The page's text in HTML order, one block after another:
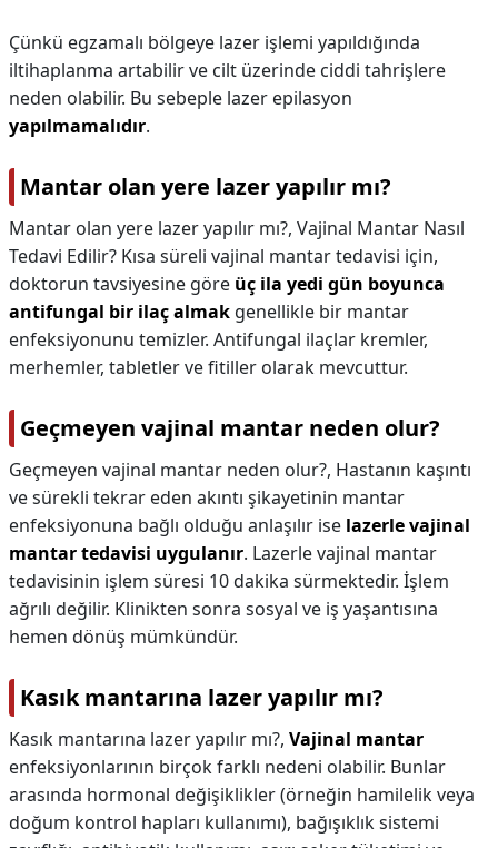
Çünkü egzamalı bölgeye lazer işlemi yapıldığında
iltihaplanma artabilir ve cilt üzerinde ciddi tahrişlere
neden olabilir. Bu sebeple lazer epilasyon
yapılmamalıdır.
Mantar olan yere lazer yapılır mı?
Mantar olan yere lazer yapılır mı?, Vajinal Mantar Nasıl
Tedavi Edilir? Kısa süreli vajinal mantar tedavisi için,
doktorun tavsiyesine göre üç ila yedi gün boyunca
antifungal bir ilaç almak genellikle bir mantar
enfeksiyonunu temizler. Antifungal ilaçlar kremler,
merhemler, tabletler ve fitiller olarak mevcuttur.
Geçmeyen vajinal mantar neden olur?
Geçmeyen vajinal mantar neden olur?, Hastanın kaşıntı
ve sürekli tekrar eden akıntı şikayetinin mantar
enfeksiyonuna bağlı olduğu anlaşılır ise lazerle vajinal
mantar tedavisi uygulanır. Lazerle vajinal mantar
tedavisinin işlem süresi 10 dakika sürmektedir. İşlem
ağrılı değilir. Klinikten sonra sosyal ve iş yaşantısına
hemen dönüş mümkündür.
Kasık mantarına lazer yapılır mı?
Kasık mantarına lazer yapılır mı?, Vajinal mantar
enfeksiyonlarının birçok farklı nedeni olabilir. Bunlar
arasında hormonal değişiklikler (örneğin hamilelik veya
doğum kontrol hapları kullanımı), bağışıklık sistemi